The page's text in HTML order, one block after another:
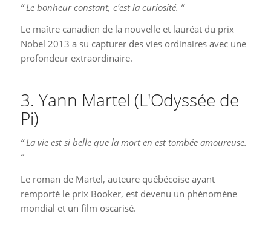
“ Le bonheur constant, c'est la curiosité. ”
Le maître canadien de la nouvelle et lauréat du prix
Nobel 2013 a su capturer des vies ordinaires avec une
profondeur extraordinaire.
3. Yann Martel (L'Odyssée de
Pi)
“ La vie est si belle que la mort en est tombée amoureuse.
”
Le roman de Martel, auteure québécoise ayant
remporté le prix Booker, est devenu un phénomène
mondial et un film oscarisé.